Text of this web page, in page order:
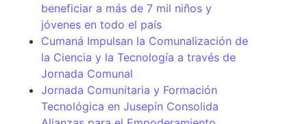
beneficiar a más de 7 mil niños y
jóvenes en todo el país
Cumaná Impulsan la Comunalización de
la Ciencia y la Tecnología a través de
Jornada Comunal
Jornada Comunitaria y Formación
Tecnológica en Jusepín Consolida